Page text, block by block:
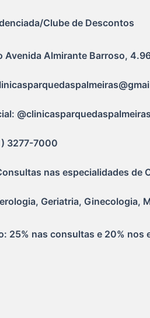
Clube de Descontos
Avenida Almirante Barroso,
3277-7000
nas especialidades de
Geriatria, Ginecologia,
25% nas consultas e 20%